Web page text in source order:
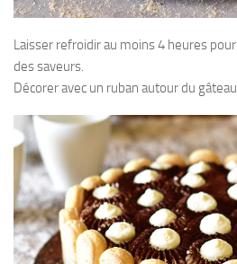
Laisser refroidir au moins 4 heures
des saveurs.
Décorer avec un ruban autour du